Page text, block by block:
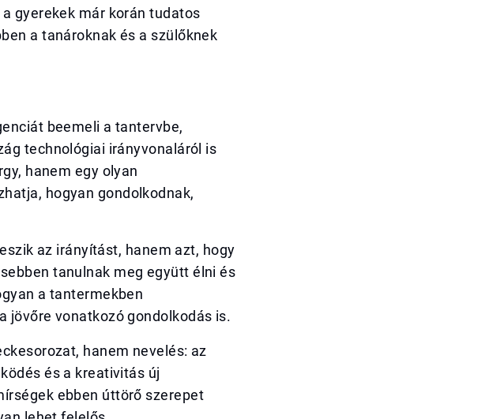
gyerekek már korán tudatos
a tanároknak és a szülőknek
beemeli a tantervbe,
technológiai irányvonaláról is
hanem egy olyan
hogyan gondolkodnak,
az irányítást, hanem azt, hogy
tanulnak meg együtt élni és
a tantermekben
jövőre vonatkozó gondolkodás is.
hanem nevelés: az
és a kreativitás új
ebben úttörő szerepet